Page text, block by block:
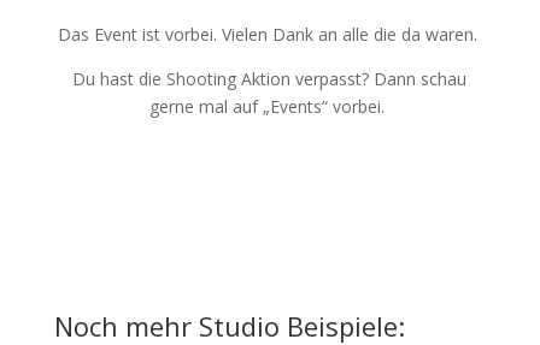
Das Event ist vorbei. Vielen Dank an alle die da waren.
Du hast die Shooting Aktion verpasst? Dann schau
gerne mal auf „Events“ vorbei.
Noch mehr Studio Beispiele: